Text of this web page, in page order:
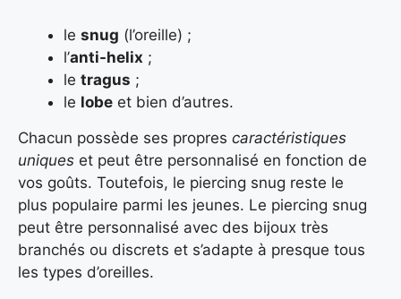
le snug (l’oreille) ;
l’anti-helix ;
le tragus ;
le lobe et bien d’autres.
Chacun possède ses propres caractéristiques
uniques et peut être personnalisé en fonction de
vos goûts. Toutefois, le piercing snug reste le
plus populaire parmi les jeunes. Le piercing snug
peut être personnalisé avec des bijoux très
branchés ou discrets et s’adapte à presque tous
les types d’oreilles.